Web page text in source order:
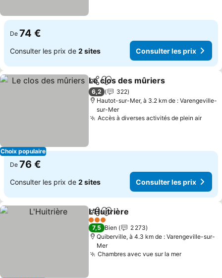
De 74 €
Consulter les prix de 2 sites Consulter les prix
Choix populaire
PartagerAjouter à mes favoris
Le clos des mûriers
6,2
322
Hautot-sur-Mer, à 3.2 km de : Varengeville-
sur-Mer
Accès à diverses activités de plein air
De 76 €
Consulter les prix de 2 sites Consulter les prix
PartagerAjouter à mes favoris
L'Huitrière
3 Étoiles
7,5 Bien
2 273
Quiberville, à 4.3 km de : Varengeville-sur-
Mer
Chambres avec vue sur la mer